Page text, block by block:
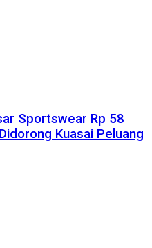
Sportswear Rp 58
Kuasai Peluang